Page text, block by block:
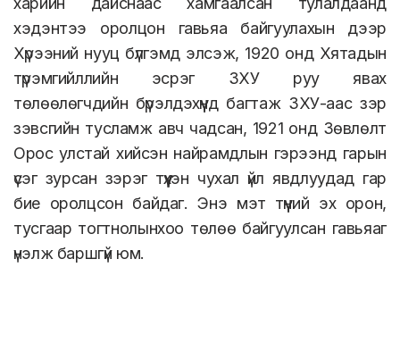
хэдэнтээ оролцон гавьяа байгуулахын дээр
Хүрээний нууц бүлгэмд элсэж, 1920 онд Хятадын
түрэмгийллийн эсрэг ЗХУ руу явах
төлөөлөгчдийн бүрэлдэхүүнд багтаж ЗХУ-аас зэр
зэвсгийн тусламж авч чадсан, 1921 онд Зөвлөлт
Орос улстай хийсэн найрамдлын гэрээнд гарын
үсэг зурсан зэрэг түүхэн чухал үйл явдлуудад гар
бие оролцсон байдаг. Энэ мэт түүний эх орон,
тусгаар тогтнолынхоо төлөө байгуулсан гавьяаг
үнэлж баршгүй юм.